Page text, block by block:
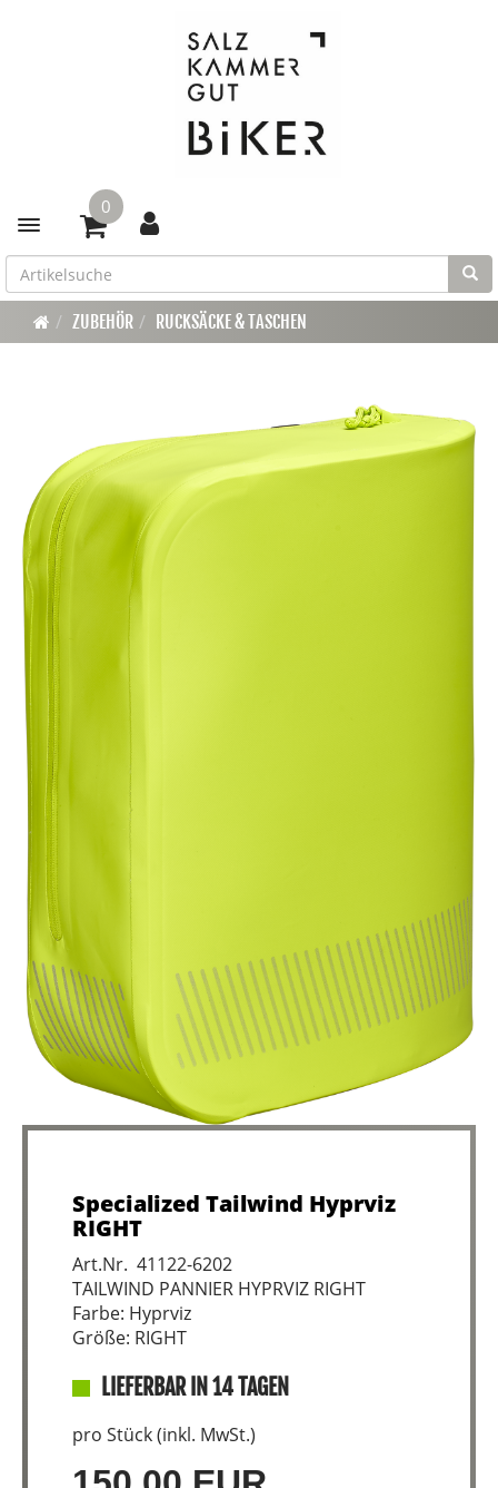
Toggle navigation
0
ZUBEHÖR RUCKSÄCKE & TASCHEN
Specialized Tailwind Hyprviz
RIGHT
Art.Nr. 41122-6202
TAILWIND PANNIER HYPRVIZ RIGHT
Farbe: Hyprviz
Größe: RIGHT
LIEFERBAR IN 14 TAGEN
pro Stück (inkl. MwSt.)